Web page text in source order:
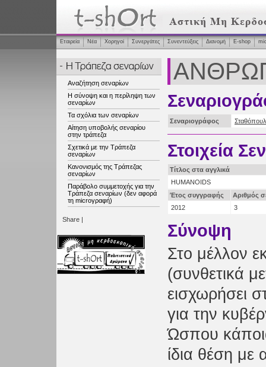
Εταιρεία Νέα Χορηγοί Συνεργάτες Συνεντεύξεις Διανομή Ε-shop
Αναζήτηση σεναρίων
Η σύνοψη και η περίληψη των
σεναρίων
Τα σχόλια των σεναρίων
Αίτηση υποβολής σεναρίου
στην τράπεζα
Σχετικά με την Τράπεζα
σεναρίων
Κανονισμός της Τράπεζας
σεναρίων
Παράβολο συμμετοχής για την
Τράπεζα σεναρίων (δεν αφορά
τη microγραφή)
Share |
Σεναριογράφος
Στοιχεία
Τίτλος στα αγγλικά
HUMANOIDS
Έτος συγγραφής
Αριθμός
2012
3
Σύνοψη
Στο μέλλον
(συνθετικά
εισχωρήσει
για την
Ώσπου
ίδια θέση με